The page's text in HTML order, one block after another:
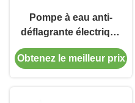
Pompe à eau anti-
déflagrante électrique
bleue du diaphragme
15kw de pompes à
Obtenez le meilleur prix